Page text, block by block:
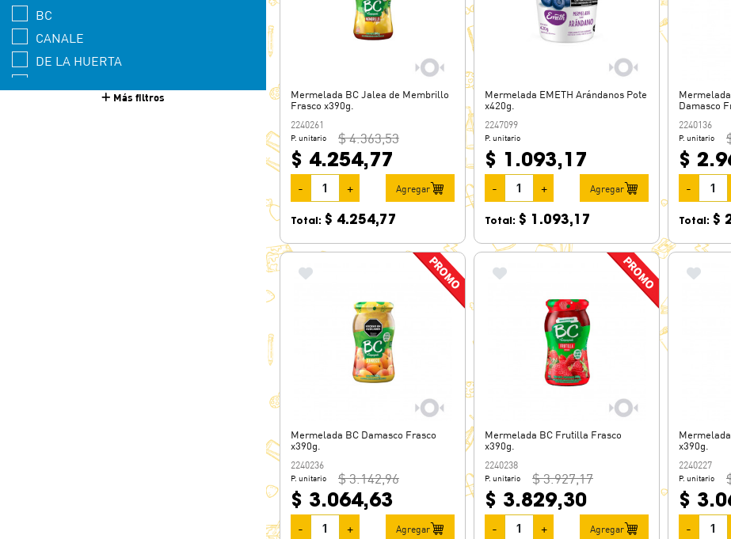
BC
CANALE
DE LA HUERTA
Más filtros
Mermelada BC Jalea de Membrillo
Frasco x390g.
2240261
P. unitario $ 4.363,53
$ 4.254,77
- + Agregar
Total: $ 4.254,77
Mermelada EMETH Arándanos Pote
x420g.
2247099
P. unitario
$ 1.093,17
- + Agregar
Total: $ 1.093,17
Mermelada
Damasco
2240136
P. unitario
$
-
Total: $
Mermelada BC Damasco Frasco
x390g.
2240236
P. unitario $ 3.142,96
$ 3.064,63
- + Agregar
Mermelada BC Frutilla Frasco
x390g.
2240238
P. unitario $ 3.927,17
$ 3.829,30
- + Agregar
x390g.
2240227
P. unitario
$
-